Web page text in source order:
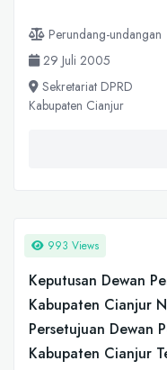
Perundang-undangan
29 Juli 2005
Sekretariat DPRD
Kabupaten Cianjur
993 Views
Keputusan Dewan
Kabupaten Cianjur
Persetujuan Dewan
Kabupaten Cianjur